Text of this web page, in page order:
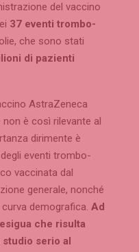
del vaccino
37 eventi trombo-
che sono stati
di pazienti
AstraZeneca
è così rilevante al
dirimente è
eventi trombo-
vaccinata dal
generale, nonché
demografica. Ad
che risulta
serio al